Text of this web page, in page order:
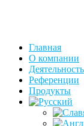
Главная
О компании
Деятельность
Референции
Продукты